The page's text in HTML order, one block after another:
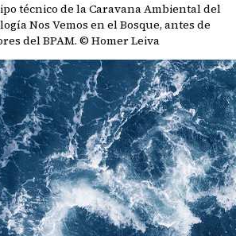
técnico de la Caravana Ambiental del
Nos Vemos en el Bosque, antes de
del BPAM. © Homer Leiva